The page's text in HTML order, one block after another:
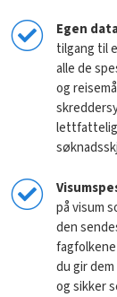
Egen
tilgang til
alle de
og
på visum
den
du gir
og sikker